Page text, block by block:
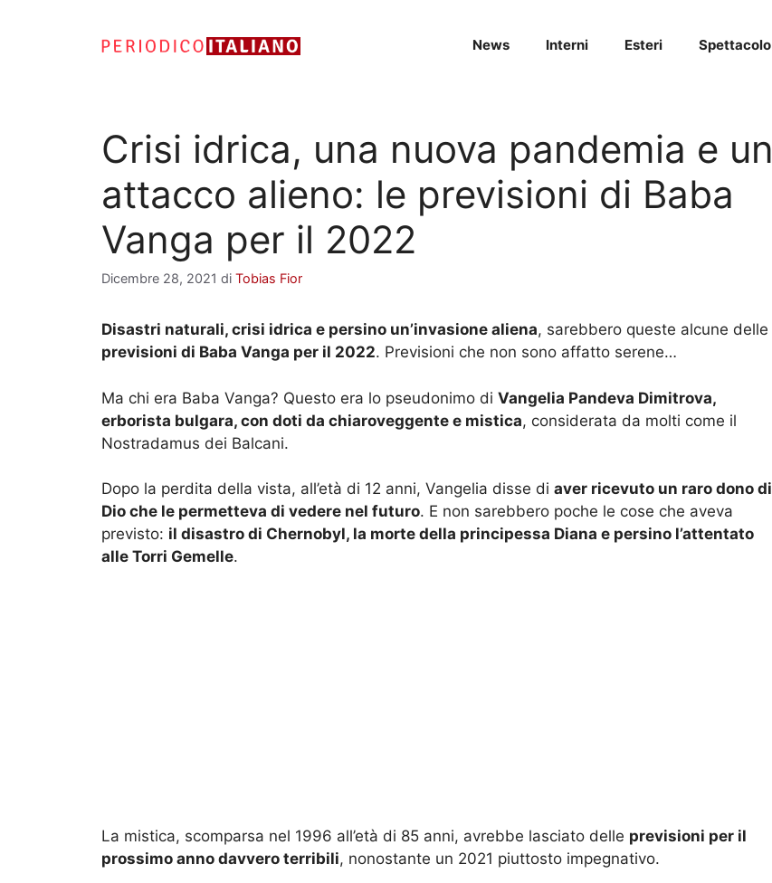
News Interni Esteri Spettacolo
Crisi idrica, una nuova pandemia e un
attacco alieno: le previsioni di Baba
Vanga per il 2022
Dicembre 28, 2021 di Tobias Fior
Disastri naturali, crisi idrica e persino un’invasione aliena, sarebbero queste alcune delle
previsioni di Baba Vanga per il 2022. Previsioni che non sono affatto serene…
Ma chi era Baba Vanga? Questo era lo pseudonimo di Vangelia Pandeva Dimitrova,
erborista bulgara, con doti da chiaroveggente e mistica, considerata da molti come il
Nostradamus dei Balcani.
Dopo la perdita della vista, all’età di 12 anni, Vangelia disse di aver ricevuto un raro dono di
Dio che le permetteva di vedere nel futuro. E non sarebbero poche le cose che aveva
previsto: il disastro di Chernobyl, la morte della principessa Diana e persino l’attentato
alle Torri Gemelle.
La mistica, scomparsa nel 1996 all’età di 85 anni, avrebbe lasciato delle previsioni per il
prossimo anno davvero terribili, nonostante un 2021 piuttosto impegnativo.